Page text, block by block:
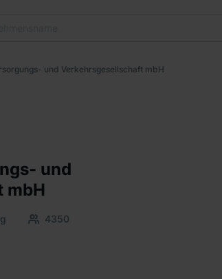
und Verkehrsgesellschaft mbH
und
mbH
4350